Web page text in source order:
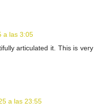
a las 3:05
articulated it. This is very
a las 23:55